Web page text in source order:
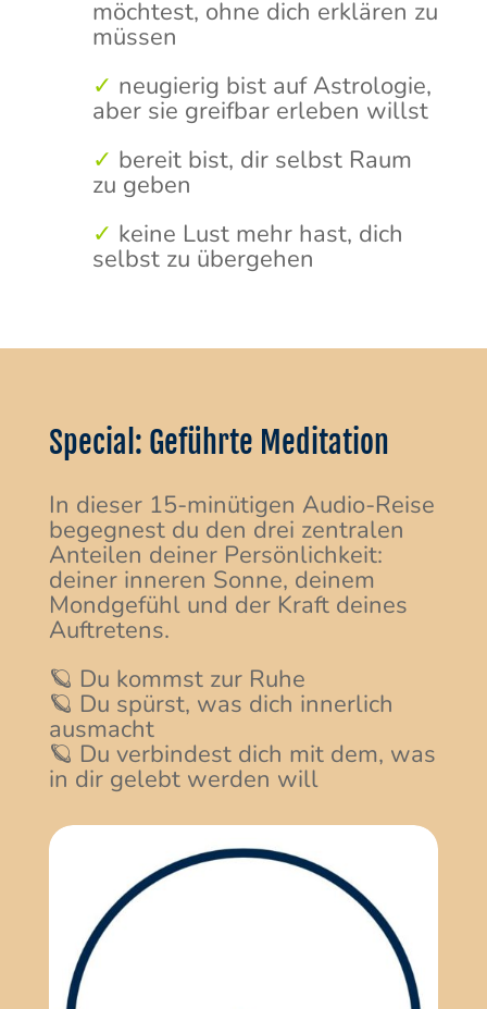
möchtest, ohne dich erklären zu
müssen
✓ neugierig bist auf Astrologie,
aber sie greifbar erleben willst
✓ bereit bist, dir selbst Raum
zu geben
✓ keine Lust mehr hast, dich
selbst zu übergehen
Special: Geführte Meditation
In dieser 15-minütigen Audio-Reise
begegnest du den drei zentralen
Anteilen deiner Persönlichkeit:
deiner inneren Sonne, deinem
Mondgefühl und der Kraft deines
Auftretens.
🪐 Du kommst zur Ruhe
🪐 Du spürst, was dich innerlich
ausmacht
🪐 Du verbindest dich mit dem, was
in dir gelebt werden will